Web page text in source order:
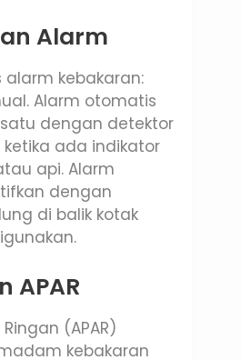
Alarm
kebakaran:
Alarm otomatis
dengan detektor
ada indikator
api. Alarm
dengan
di balik kotak
APAR
(APAR)
kebakaran